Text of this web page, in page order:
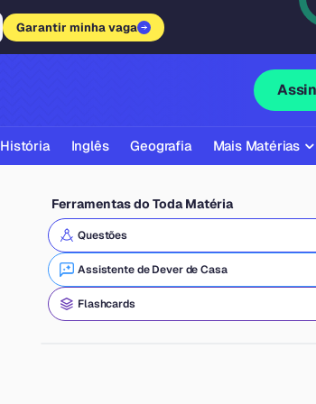
Garantir minha vaga
História Inglês Geografia Mais Matérias
Química
Física
Filosofia
Ferramentas do Toda Matéria
Questões
Assistente de Dever de Casa
Flashcards